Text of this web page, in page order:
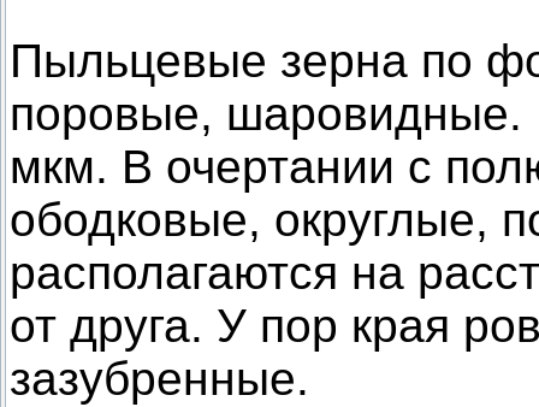
Пыльцевые зерна по
поровые, шаровидные.
мкм. В очертании с
ободковые, округлые,
располагаются на
от друга. У пор края
зазубренные.